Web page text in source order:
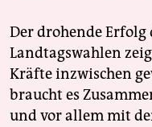
Der drohende Erfolg
Landtagswahlen
Kräfte inzwischen
braucht es
und vor allem mit